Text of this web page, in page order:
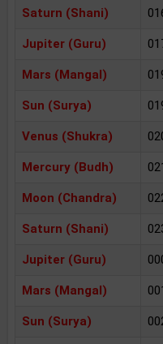
Saturn (Shani)
Jupiter (Guru)
Mars (Mangal)
Sun (Surya)
Venus (Shukra)
Mercury (Budh)
Moon (Chandra)
Saturn (Shani)
Jupiter (Guru)
Mars (Mangal)
Sun (Surya)